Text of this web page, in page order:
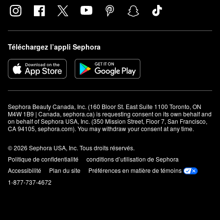
Téléchargez l’appli Sephora
Sephora Beauty Canada, Inc. (160 Bloor St. East Suite 1100 Toronto, ON
M4W 1B9 | Canada, sephora.ca) is requesting consent on its own behalf and
on behalf of Sephora USA, Inc. (350 Mission Street, Floor 7, San Francisco,
CA 94105, sephora.com). You may withdraw your consent at any time.
© 2026 Sephora USA, Inc. Tous droits réservés.
Politique de confidentialité
conditions d’utilisation de Sephora
Accessibilité
Plan du site
Préférences en matière de témoins
1-877-737-4672